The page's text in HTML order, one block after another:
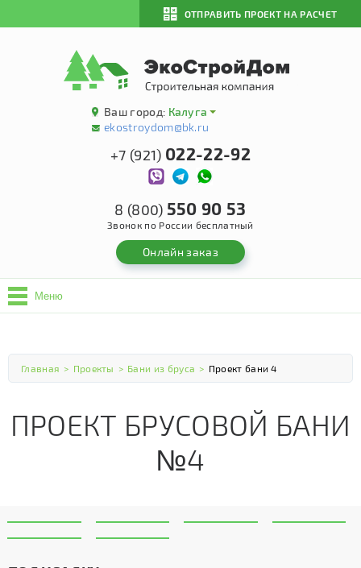
ОТПРАВИТЬ ПРОЕКТ НА РАСЧЕТ
Ваш город: Калуга
ekostroydom@bk.ru
+7 (921) 022-22-92
8 (800) 550 90 53
Звонок по России бесплатный
Онлайн заказ
Меню
Главная > Проекты > Бани из бруса > Проект бани 4
ПРОЕКТ БРУСОВОЙ БАНИ
№4